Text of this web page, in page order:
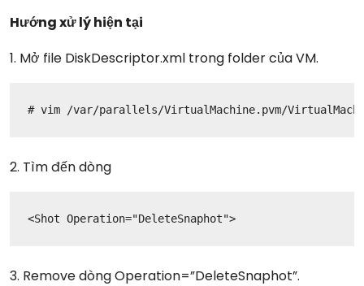
Hướng xử lý hiện tại
1. Mở file DiskDescriptor.xml trong folder của VM.
# vim /var/parallels/VirtualMachine.pvm/
2. Tìm đến dòng
<Shot Operation="DeleteSnaphot">
3. Remove dòng Operation=”DeleteSnaphot”.